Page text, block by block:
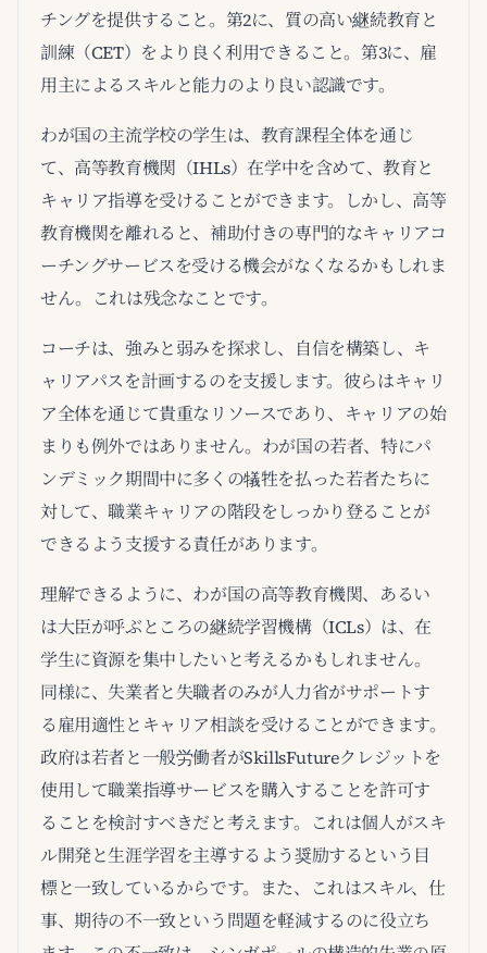
チングを提供すること。第2に、質の高い継続教育と
訓練（CET）をより良く利用できること。第3に、雇
用主によるスキルと能力のより良い認識です。
わが国の主流学校の学生は、教育課程全体を通じ
て、高等教育機関（IHLs）在学中を含めて、教育と
キャリア指導を受けることができます。しかし、高等
教育機関を離れると、補助付きの専門的なキャリアコ
ーチングサービスを受ける機会がなくなるかもしれま
せん。これは残念なことです。
コーチは、強みと弱みを探求し、自信を構築し、キ
ャリアパスを計画するのを支援します。彼らはキャリ
ア全体を通じて貴重なリソースであり、キャリアの始
まりも例外ではありません。わが国の若者、特にパ
ンデミック期間中に多くの犠牲を払った若者たちに
対して、職業キャリアの階段をしっかり登ることが
できるよう支援する責任があります。
理解できるように、わが国の高等教育機関、あるい
は大臣が呼ぶところの継続学習機構（ICLs）は、在
学生に資源を集中したいと考えるかもしれません。
同様に、失業者と失職者のみが人力省がサポートす
る雇用適性とキャリア相談を受けることができます。
政府は若者と一般労働者がSkillsFutureクレジットを
使用して職業指導サービスを購入することを許可す
ることを検討すべきだと考えます。これは個人がスキ
ル開発と生涯学習を主導するよう奨励するという目
標と一致しているからです。また、これはスキル、仕
事、期待の不一致という問題を軽減するのに役立ち